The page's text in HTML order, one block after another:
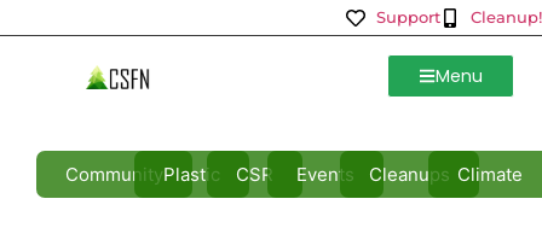
Support Cleanup!
Menu
CommunityPlastic CSR Events Cleanups Climate